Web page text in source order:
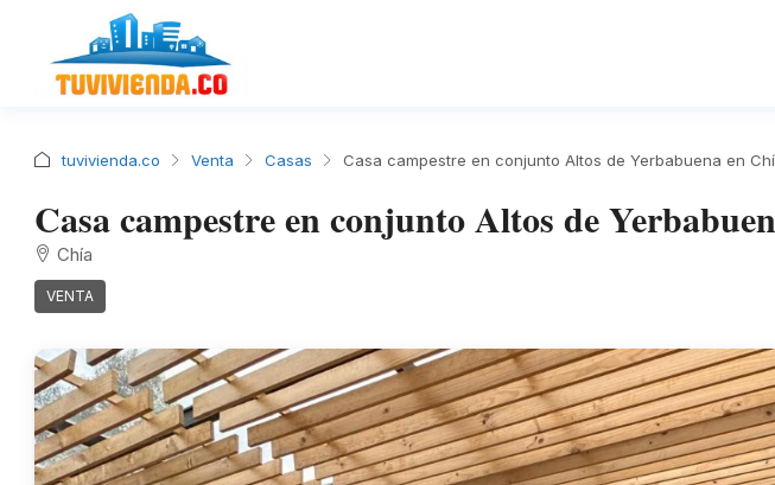
tuvivienda.co Venta Casas Casa campestre en conjunto Altos de Yerbabuena en
Casa campestre en conjunto Altos de
Chía
VENTA